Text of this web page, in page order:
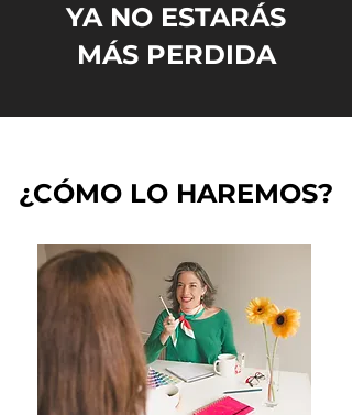
YA NO ESTARÁS
MÁS PERDIDA
¿CÓMO LO HAREMOS?